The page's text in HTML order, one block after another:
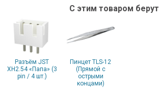
С этим товаром берут
Разъём JST
XH2.54 «Папа» (3
pin / 4 шт.)
Пинцет TLS-12
(Прямой с
острыми
концами)